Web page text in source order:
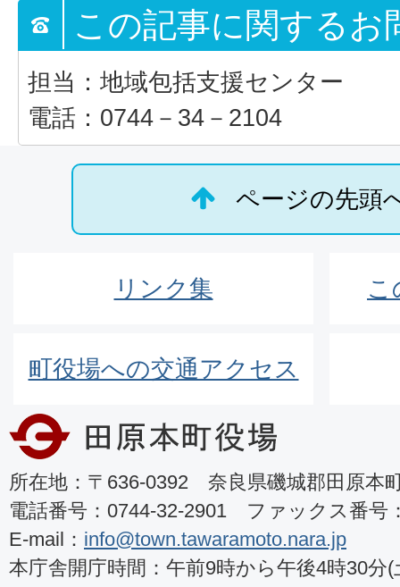
この記事に関するお
担当：地域包括支援センター
電話：0744－34－2104
ページの先頭
リンク集 こ
町役場への交通アクセス
所在地：〒636-0392 奈良県磯城郡田原本
電話番号：0744-32-2901 ファックス番号
E-mail： info@town.tawaramoto.nara.jp
本庁舎開庁時間：午前9時から午後4時30分